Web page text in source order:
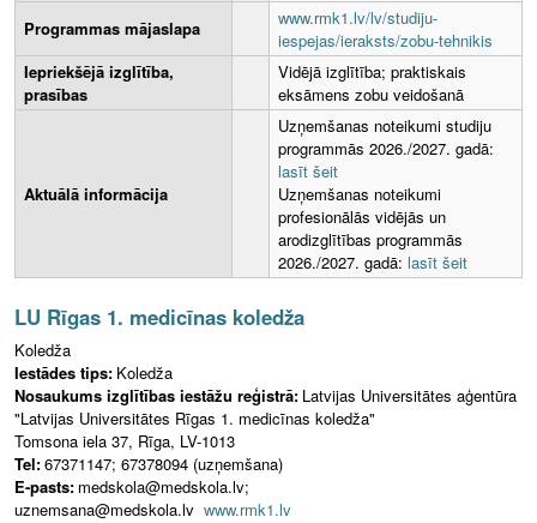
Programmas mājaslapa
www.rmk1.lv/lv/studiju-
iespejas/ieraksts/zobu-tehnikis
Iepriekšējā izglītība,
prasības
Vidējā izglītība; praktiskais
eksāmens zobu veidošanā
Aktuālā informācija
Uzņemšanas noteikumi studiju
programmās 2026./2027. gadā:
lasīt šeit
Uzņemšanas noteikumi
profesionālās vidējās un
arodizglītības programmās
2026./2027. gadā: lasīt šeit
LU Rīgas 1. medicīnas koledža
Koledža
Iestādes tips: Koledža
Nosaukums izglītības iestāžu reģistrā: Latvijas Universitātes aģentūra
"Latvijas Universitātes Rīgas 1. medicīnas koledža"
Tomsona iela 37, Rīga, LV-1013
Tel:67371147; 67378094 (uzņemšana)
E-pasts: medskola@medskola.lv;
uznemsana@medskola.lv www.rmk1.lv